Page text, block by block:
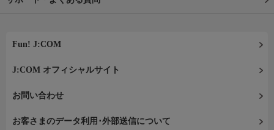
Fun! J:COM
J:COM オフィシャルサイト
お問い合わせ
お客さまのデータ利用･外部送信について